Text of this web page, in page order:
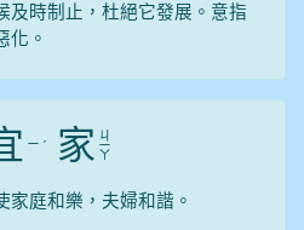
及時制止，杜絕它發展。意指
化。
ㄧ ˊ 家 ㄐ
ㄧ
ㄚ
家庭和樂，夫婦和諧。